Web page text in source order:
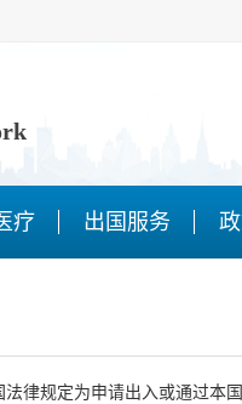
疗 出国服务
律规定为申请出入或通过本